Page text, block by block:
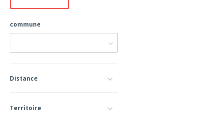
commune
Distance
Territoire